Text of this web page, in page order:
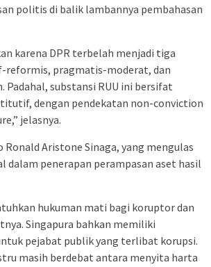
politis di balik lambannya pembahasan
karena DPR terbelah menjadi tiga
reformis, pragmatis-moderat, dan
substansi RUU ini bersifat
dengan pendekatan non-conviction
jelasnya.
Aristone Sinaga, yang mengulas
dalam penerapan perampasan aset hasil
hukuman mati bagi koruptor dan
Singapura bahkan memiliki
pejabat publik yang terlibat korupsi.
masih berdebat antara menyita harta